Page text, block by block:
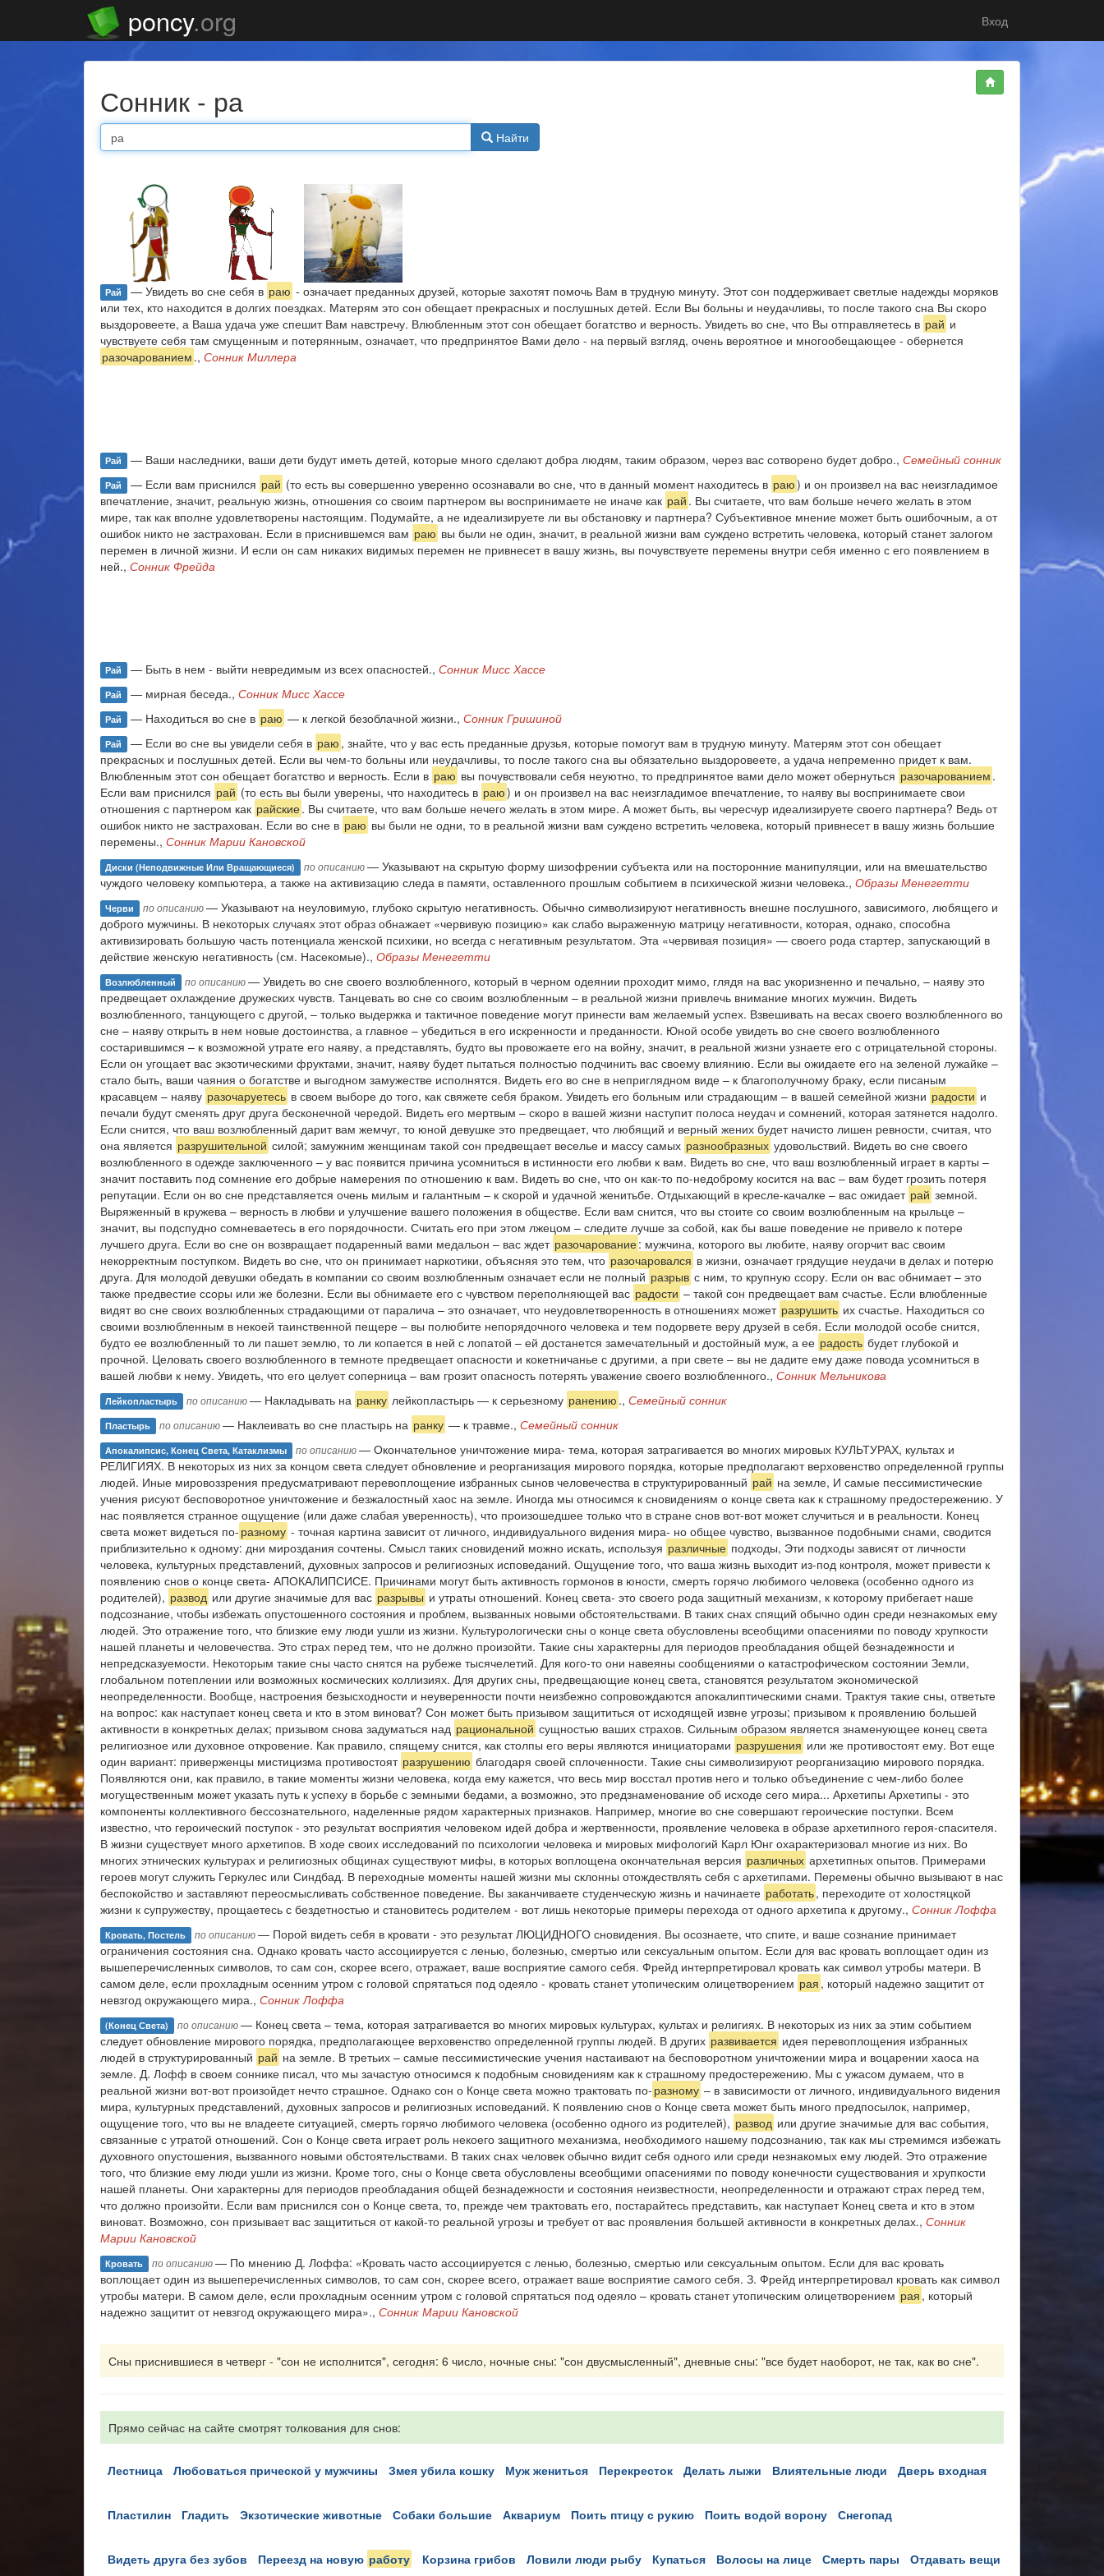
poncy.org Вход
Сонник - ра
Найти
Рай — Увидеть во сне себя в раю - означает преданных друзей, которые захотят помочь Вам в трудную минуту. Этот сон поддерживает светлые надежды моряков
или тех, кто находится в долгих поездках. Матерям это сон обещает прекрасных и послушных детей. Если Вы больны и неудачливы, то после такого сна Вы скоро
выздоровеете, а Ваша удача уже спешит Вам навстречу. Влюбленным этот сон обещает богатство и верность. Увидеть во сне, что Вы отправляетесь в рай и
чувствуете себя там смущенным и потерянным, означает, что предпринятое Вами дело - на первый взгляд, очень вероятное и многообещающее - обернется
разочарованием ., Сонник Миллера
Рай — Ваши наследники, ваши дети будут иметь детей, которые много сделают добра людям, таким образом, через вас сотворено будет добро., Семейный сонник
Рай — Если вам приснился рай (то есть вы совершенно уверенно осознавали во сне, что в данный момент находитесь в раю) и он произвел на вас неизгладимое
впечатление, значит, реальную жизнь, отношения со своим партнером вы воспринимаете не иначе как рай . Вы считаете, что вам больше нечего желать в этом
мире, так как вполне удовлетворены настоящим. Подумайте, а не идеализируете ли вы обстановку и партнера? Субъективное мнение может быть ошибочным, а от
ошибок никто не застрахован. Если в приснившемся вам раю вы были не один, значит, в реальной жизни вам суждено встретить человека, который станет залогом
перемен в личной жизни. И если он сам никаких видимых перемен не привнесет в вашу жизнь, вы почувствуете перемены внутри себя именно с его появлением в
ней., Сонник Фрейда
Рай — Быть в нем - выйти невредимым из всех опасностей., Сонник Мисс Хассе
Рай — мирная беседа., Сонник Мисс Хассе
Рай — Находиться во сне в раю — к легкой безоблачной жизни., Сонник Гришиной
Рай — Если во сне вы увидели себя в раю , знайте, что у вас есть преданные друзья, которые помогут вам в трудную минуту. Матерям этот сон обещает
прекрасных и послушных детей. Если вы чем-то больны или неудачливы, то после такого сна вы обязательно выздоровеете, а удача непременно придет к вам.
Влюбленным этот сон обещает богатство и верность. Если в раю вы почувствовали себя неуютно, то предпринятое вами дело может обернуться разочарованием .
Если вам приснился рай (то есть вы были уверены, что находитесь в раю) и он произвел на вас неизгладимое впечатление, то наяву вы воспринимаете свои
отношения с партнером как райские. Вы считаете, что вам больше нечего желать в этом мире. А может быть, вы чересчур идеализируете своего партнера? Ведь от
ошибок никто не застрахован. Если во сне в раю вы были не одни, то в реальной жизни вам суждено встретить человека, который привнесет в вашу жизнь большие
перемены., Сонник Марии Кановской
Диски (неподвижные Или Вращающиеся) по описанию— Указывают на скрытую форму шизофрении субъекта или на посторон­ние манипуляции, или на вмешательство
чуждого человеку компьюте­ра, а также на активизацию следа в памяти, оставленного прошлым со­бытием в психической жизни человека., Образы Менегетти
Черви по описанию— Указывают на неуловимую, глубоко скрытую негативность. Обычно символизируют негативность внешне послушного, зависимого, любя­щего и
доброго мужчины. В некоторых случаях этот образ обнажает «чер­вивую позицию» как слабо выраженную матрицу негативности, кото­рая, однако, способна
активизировать большую часть потенциала жен­ской психики, но всегда с негативным результатом. Эта «червивая по­зиция» — своего рода стартер, запускающий в
действие женскую нега­тивность (см. Насекомые)., Образы Менегетти
Возлюбленный по описанию— Увидеть во сне своего возлюбленного, который в черном одеянии проходит мимо, глядя на вас укоризненно и печально, – наяву это
предвещает охлаждение дружеских чувств. Танцевать во сне со своим возлюбленным – в реальной жизни привлечь внимание многих мужчин. Видеть
возлюбленного, танцующего с другой, – только выдержка и тактичное поведение могут принести вам желаемый успех. Взвешивать на весах своего возлюбленного во
сне – наяву открыть в нем новые достоинства, а главное – убедиться в его искренности и преданности. Юной особе увидеть во сне своего возлюбленного
состарившимся – к возможной утрате его наяву, а представлять, будто вы провожаете его на войну, значит, в реальной жизни узнаете его с отрицательной стороны.
Если он угощает вас экзотическими фруктами, значит, наяву будет пытаться полностью подчинить вас своему влиянию. Если вы ожидаете его на зеленой лужайке –
стало быть, ваши чаяния о богатстве и выгодном замужестве исполнятся. Видеть его во сне в неприглядном виде – к благополучному браку, если писаным
красавцем – наяву разочаруетесь в своем выборе до того, как свяжете себя браком. Увидеть его больным или страдающим – в вашей семейной жизни радости и
печали будут сменять друг друга бесконечной чередой. Видеть его мертвым – скоро в вашей жизни наступит полоса неудач и сомнений, которая затянется надолго.
Если снится, что ваш возлюбленный дарит вам жемчуг, то юной девушке это предвещает, что любящий и верный жених будет начисто лишен ревности, считая, что
она является разрушительной силой; замужним женщинам такой сон предвещает веселье и массу самых разнообразных удовольствий. Видеть во сне своего
возлюбленного в одежде заключенного – у вас появится причина усомниться в истинности его любви к вам. Видеть во сне, что ваш возлюбленный играет в карты –
значит поставить под сомнение его добрые намерения по отношению к вам. Видеть во сне, что он как-то по-недоброму косится на вас – вам будет грозить потеря
репутации. Если он во сне представляется очень милым и галантным – к скорой и удачной женитьбе. Отдыхающий в кресле-качалке – вас ожидает рай земной.
Выряженный в кружева – верность в любви и улучшение вашего положения в обществе. Если вам снится, что вы стоите со своим возлюбленным на крыльце –
значит, вы подспудно сомневаетесь в его порядочности. Считать его при этом лжецом – следите лучше за собой, как бы ваше поведение не привело к потере
лучшего друга. Если во сне он возвращает подаренный вами медальон – вас ждет разочарование: мужчина, которого вы любите, наяву огорчит вас своим
некорректным поступком. Видеть во сне, что он принимает наркотики, объясняя это тем, что разочаровался в жизни, означает грядущие неудачи в делах и потерю
друга. Для молодой девушки обедать в компании со своим возлюбленным означает если не полный разрыв с ним, то крупную ссору. Если он вас обнимает – это
также предвестие ссоры или же болезни. Если вы обнимаете его с чувством переполняющей вас радости – такой сон предвещает вам счастье. Если влюбленные
видят во сне своих возлюбленных страдающими от паралича – это означает, что неудовлетворенность в отношениях может разрушить их счастье. Находиться со
своими возлюбленным в некоей таинственной пещере – вы полюбите непорядочного человека и тем подорвете веру друзей в себя. Если молодой особе снится,
будто ее возлюбленный то ли пашет землю, то ли копается в ней с лопатой – ей достанется замечательный и достойный муж, а ее радость будет глубокой и
прочной. Целовать своего возлюбленного в темноте предвещает опасности и кокетничанье с другими, а при свете – вы не дадите ему даже повода усомниться в
вашей любви к нему. Увидеть, что его целует соперница – вам грозит опасность потерять уважение своего возлюбленного., Сонник Мельникова
Лейкопластырь по описанию— Накладывать на ранку лейкопластырь — к серьезному ранению ., Семейный сонник
Пластырь по описанию— Наклеивать во сне пластырь на ранку — к травме., Семейный сонник
Апокалипсис, Конец Света, Катаклизмы по описанию— Окончательное уничтожение мира- тема, которая затрагивается во многих мировых КУЛЬТУРАХ, культах и
РЕЛИГИЯХ. В некоторых из них за концом света следует обновление и реорганизация мирового порядка, которые предполагают верховенство определенной группы
людей. Иные мировоззрения предусматривают перевоплощение избранных сынов человечества в структурированный рай на земле, И самые пессимистические
учения рисуют бесповоротное уничтожение и безжалостный хаос на земле. Иногда мы относимся к сновидениям о конце света как к страшному предостережению. У
нас появляется странное ощущение (или даже слабая уверенность), что произошедшее только что в стране снов вот-вот может случиться и в реальности. Конец
света может видеться по- разному - точная картина зависит от личного, индивидуального видения мира- но общее чувство, вызванное подобными снами, сводится
приблизительно к одному: дни мироздания сочтены. Смысл таких сновидений можно искать, используя различные подходы, Эти подходы зависят от личности
человека, культурных представлений, духовных запросов и религиозных исповеданий. Ощущение того, что ваша жизнь выходит из-под контроля, может привести к
появлению снов о конце света- АПОКАЛИПСИСЕ. Причинами могут быть активность гормонов в юности, смерть горячо любимого человека (особенно одного из
родителей), развод или другие значимые для вас разрывы и утраты отношений. Конец света- это своего рода защитный механизм, к которому прибегает наше
подсознание, чтобы избежать опустошенного состояния и проблем, вызванных новыми обстоятельствами. В таких снах спящий обычно один среди незнакомых ему
людей. Это отражение того, что близкие ему люди ушли из жизни. Культурологически сны о конце света обусловлены всеобщими опасениями по поводу хрупкости
нашей планеты и человечества. Это страх перед тем, что не должно произойти. Такие сны характерны для периодов преобладания общей безнадежности и
непредсказуемости. Некоторым такие сны часто снятся на рубеже тысячелетий. Для кого-то они навеяны сообщениями о катастрофическом состоянии Земли,
глобальном потеплении или возможных космических коллизиях. Для других сны, предвещающие конец света, становятся результатом экономической
неопределенности. Вообще, настроения безысходности и неуверенности почти неизбежно сопровождаются апокалиптическими снами. Трактуя такие сны, ответьте
на вопрос: как наступает конец света и кто в этом виноват? Сон может быть призывом защититься от исходящей извне угрозы; призывом к проявлению большей
активности в конкретных делах; призывом снова задуматься над рациональной сущностью ваших страхов. Сильным образом является знаменующее конец света
религиозное или духовное откровение. Как правило, спящему снится, как столпы его веры являются инициаторами разрушения или же противостоят ему. Вот еще
один вариант: приверженцы мистицизма противостоят разрушению благодаря своей сплоченности. Такие сны символизируют реорганизацию мирового порядка.
Появляются они, как правило, в такие моменты жизни человека, когда ему кажется, что весь мир восстал против него и только объединение с чем-либо более
могущественным может указать путь к успеху в борьбе с земными бедами, а возможно, это предзнаменование об исходе сего мира... Архетипы Архетипы - это
компоненты коллективного бессознательного, наделенные рядом характерных признаков. Например, многие во сне совершают героические поступки. Всем
известно, что героический поступок - это результат восприятия человеком идей добра и жертвенности, проявление человека в образе архетипного героя-спасителя.
В жизни существует много архетипов. В ходе своих исследований по психологии человека и мировых мифологий Карл Юнг охарактеризовал многие из них. Во
многих этнических культурах и религиозных общинах существуют мифы, в которых воплощена окончательная версия различных архетипных опытов. Примерами
героев могут служить Геркулес или Синдбад. В переходные моменты нашей жизни мы склонны отождествлять себя с архетипами. Перемены обычно вызывают в нас
беспокойство и заставляют переосмысливать собственное поведение. Вы заканчиваете студенческую жизнь и начинаете работать, переходите от холостяцкой
жизни к супружеству, прощаетесь с бездетностью и становитесь родителем - вот лишь некоторые примеры перехода от одного архетипа к другому., Сонник Лоффа
Кровать, Постель по описанию— Порой видеть себя в кровати - это результат ЛЮЦИДНОГО сновидения. Вы осознаете, что спите, и ваше сознание принимает
ограничения состояния сна. Однако кровать часто ассоциируется с ленью, болезнью, смертью или сексуальным опытом. Если для вас кровать воплощает один из
вышеперечисленных символов, то сам сон, скорее всего, отражает, ваше восприятие самого себя. Фрейд интерпретировал кровать как символ утробы матери. В
самом деле, если прохладным осенним утром с головой спрятаться под одеяло - кровать станет утопическим олицетворением рая , который надежно защитит от
невзгод окружающего мира., Сонник Лоффа
(конец Света) по описанию— Конец света – тема, которая затрагивается во многих мировых культурах, культах и религиях. В некоторых из них за этим событием
следует обновление мирового порядка, предполагающее верховенство определенной группы людей. В других развивается идея перевоплощения избранных
людей в структурированный рай на земле. В третьих – самые пессимистические учения настаивают на бесповоротном уничтожении мира и воцарении хаоса на
земле. Д. Лофф в своем соннике писал, что мы зачастую относимся к подобным сновидениям как к страшному предостережению. Мы с ужасом думаем, что в
реальной жизни вот-вот произойдет нечто страшное. Однако сон о Конце света можно трактовать по- разному – в зависимости от личного, индивидуального видения
мира, культурных представлений, духовных запросов и религиозных исповеданий. К появлению снов о Конце света может быть много предпосылок, например,
ощущение того, что вы не владеете ситуацией, смерть горячо любимого человека (особенно одного из родителей), развод или другие значимые для вас события,
связанные с утратой отношений. Сон о Конце света играет роль некоего защитного механизма, необходимого нашему подсознанию, так как мы стремимся избежать
духовного опустошения, вызванного новыми обстоятельствами. В таких снах человек обычно видит себя одного или среди незнакомых ему людей. Это отражение
того, что близкие ему люди ушли из жизни. Кроме того, сны о Конце света обусловлены всеобщими опасениями по поводу конечности существования и хрупкости
нашей планеты. Они характерны для периодов преобладания общей безнадежности и состояния неизвестности, неопределенности и отражают страх перед тем,
что должно произойти. Если вам приснился сон о Конце света, то, прежде чем трактовать его, постарайтесь представить, как наступает Конец света и кто в этом
виноват. Возможно, сон призывает вас защититься от какой-то реальной угрозы и требует от вас проявления большей активности в конкретных делах., Сонник
Марии Кановской
Кровать по описанию— По мнению Д. Лоффа: «Кровать часто ассоциируется с ленью, болезнью, смертью или сексуальным опытом. Если для вас кровать
воплощает один из вышеперечисленных символов, то сам сон, скорее всего, отражает ваше восприятие самого себя. З. Фрейд интерпретировал кровать как символ
утробы матери. В самом деле, если прохладным осенним утром с головой спрятаться под одеяло – кровать станет утопическим олицетворением рая , который
надежно защитит от невзгод окружающего мира»., Сонник Марии Кановской
Сны приснившиеся в четверг - "сон не исполнится", сегодня: 6 число, ночные сны: "сон двусмысленный", дневные сны: "все будет наоборот, не так, как во сне".
Прямо сейчас на сайте смотрят толкования для снов:
лестница любоваться прической у мужчины змея убила кошку муж жениться перекресток делать лыжи влиятельные люди дверь входная
пластилин гладить экзотические животные собаки большие аквариум поить птицу с рукию поить водой ворону снегопад
видеть друга без зубов переезд на новую работу корзина грибов ловили люди рыбу купаться волосы на лице смерть пары отдавать вещи